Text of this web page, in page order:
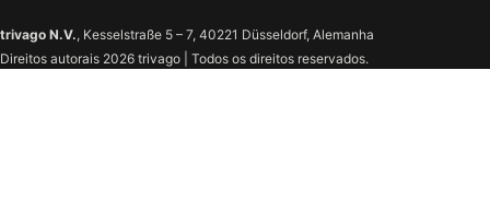
trivago N.V., Kesselstraße 5 – 7, 40221 Düsseldorf, Alemanha
Direitos autorais 2026 trivago | Todos os direitos reservados.